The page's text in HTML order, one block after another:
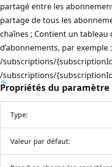
partagé entre les
partage de tous les
chaînes ; Contient un tableau
d’abonnements, par exemple
/subscriptions/
/subscriptions/
Propriétés du paramètre
Type:
Valeur par défaut: